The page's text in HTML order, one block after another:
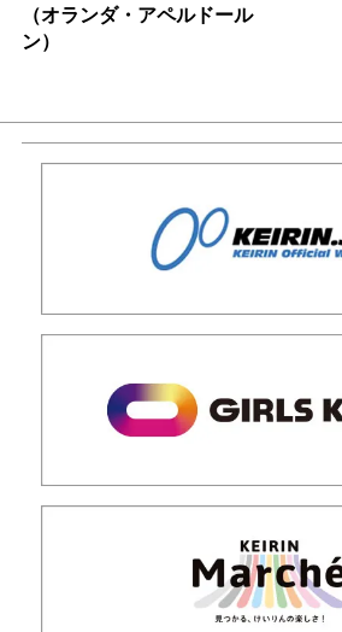
（オランダ・アペルドール
ン）